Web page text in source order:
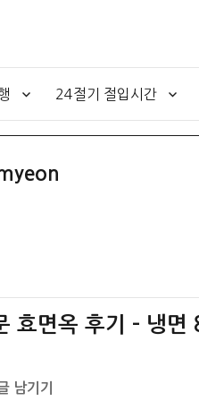
24절기 절입시간
효면옥 후기 – 냉
남기기